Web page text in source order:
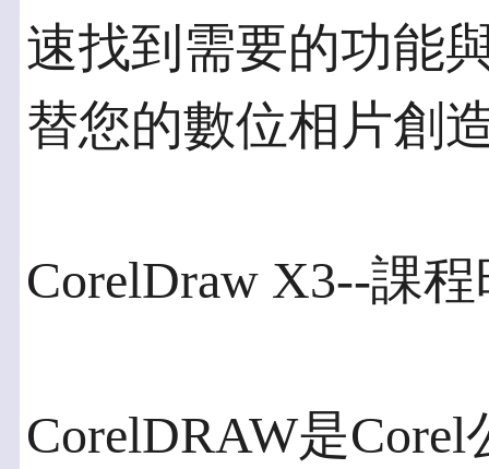
速找到需要的功能
替您的數位相片創
CorelDraw X3--課程
CorelDRAW是